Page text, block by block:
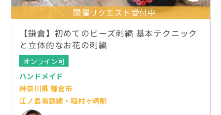
開催リクエスト受付中
【鎌倉】初めてのビーズ刺繍 基本テクニック
と立体的なお花の刺繍
オンライン可
ハンドメイド
神奈川県 鎌倉市
江ノ島電鉄線・稲村ヶ崎駅